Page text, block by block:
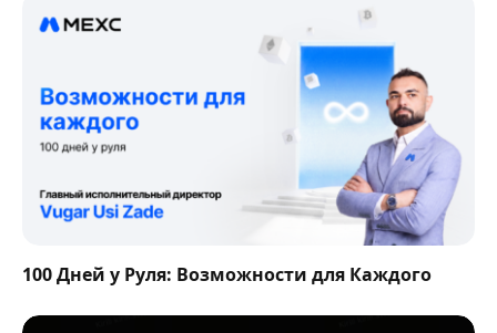
100 Дней у Руля: Возможности для Каждого